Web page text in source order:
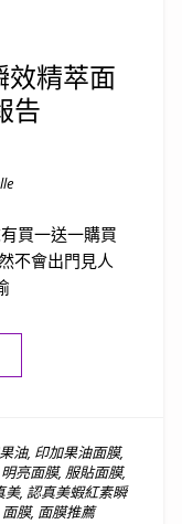
效精萃面
告
買一送一購買
不會出門見人
美容]認真美蝦紅素瞬效精
油, 印加果油面膜,
明亮面膜, 服貼面膜,
美, 認真美蝦紅素瞬
面膜, 面膜推薦